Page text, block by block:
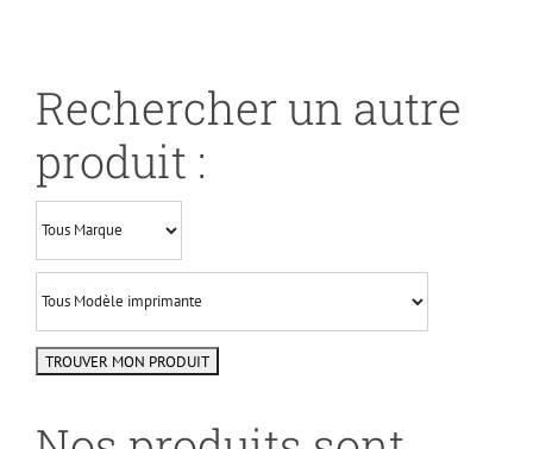
Rechercher un autre
produit :